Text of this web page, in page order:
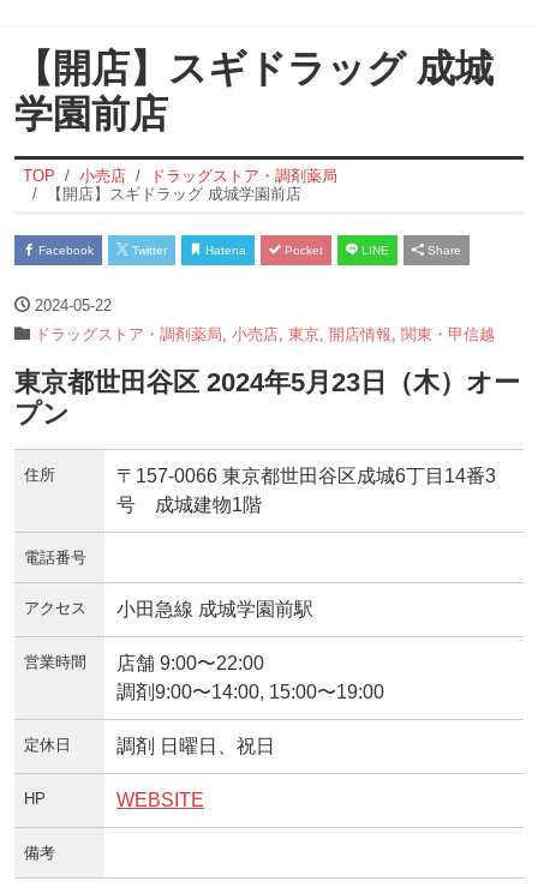
【開店】スギドラッグ 成城
学園前店
TOP 小売店
ドラッグストア・調剤薬局
【開店】スギドラッグ 成城学園前店
Facebook Twitter Hatena Pocket LINE Share
2024-05-22
ドラッグストア・調剤薬局 小売店 東京 開店情報 関東・甲信越
東京都世田谷区 2024年5月23日（木）オー
プン
住所
〒157-0066 東京都世田谷区成城6丁目14番3
号 成城建物1階
電話番号
アクセス 小田急線 成城学園前駅
営業時間
店舗 9:00〜22:00
調剤9:00〜14:00, 15:00〜19:00
定休日 調剤 日曜日、祝日
HP WEBSITE
備考